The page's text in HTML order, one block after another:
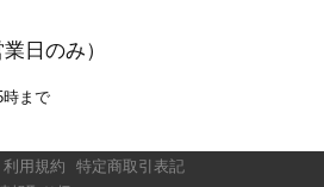
業日のみ）
まで
利用規約
特定商取引表記